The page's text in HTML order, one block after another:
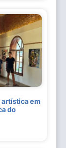
em
do